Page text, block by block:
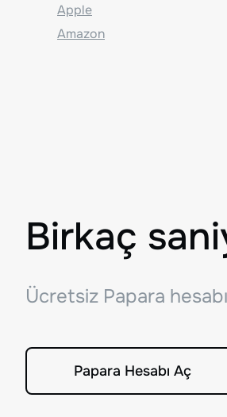
Apple
Amazon
Birkaç
Ücretsiz Papara
Papara Hesabı Aç